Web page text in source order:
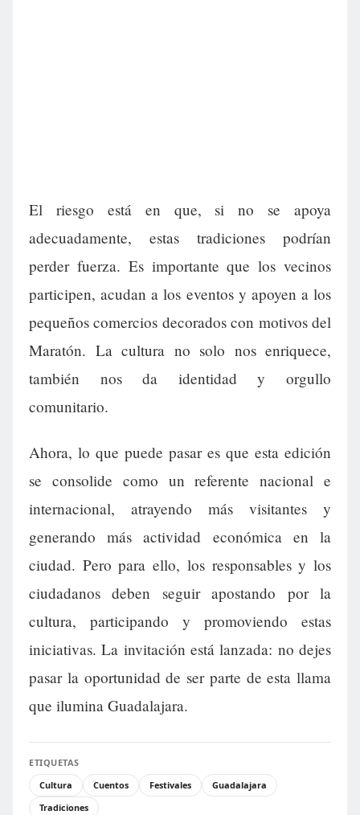
El riesgo está en que, si no se apoya
adecuadamente, estas tradiciones podrían
perder fuerza. Es importante que los vecinos
participen, acudan a los eventos y apoyen a los
pequeños comercios decorados con motivos del
Maratón. La cultura no solo nos enriquece,
también nos da identidad y orgullo
comunitario.
Ahora, lo que puede pasar es que esta edición
se consolide como un referente nacional e
internacional, atrayendo más visitantes y
generando más actividad económica en la
ciudad. Pero para ello, los responsables y los
ciudadanos deben seguir apostando por la
cultura, participando y promoviendo estas
iniciativas. La invitación está lanzada: no dejes
pasar la oportunidad de ser parte de esta llama
que ilumina Guadalajara.
ETIQUETAS
Cultura
Cuentos Festivales
Guadalajara
Tradiciones